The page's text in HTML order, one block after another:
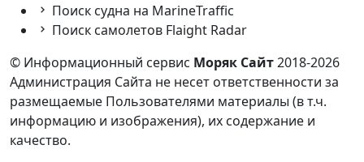
Поиск судна на MarineTraffic
Поиск самолетов Flaight Radar
© Информационный сервис Моряк Сайт2018-2026
Администрация Сайта не несет ответственности за
размещаемые Пользователями материалы (в т.ч.
информацию и изображения), их содержание и
качество.